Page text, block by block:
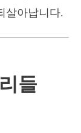
살아납니다.
들